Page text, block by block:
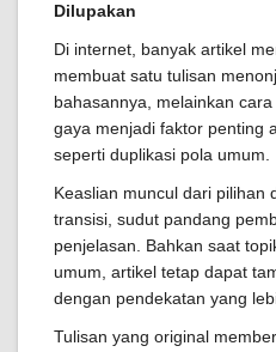
Dilupakan
Di internet, banyak artikel
membuat satu tulisan
bahasannya, melainkan
gaya menjadi faktor penting
seperti duplikasi pola umum.
Keaslian muncul dari pilihan
transisi, sudut pandang
penjelasan. Bahkan saat
umum, artikel tetap dapat
dengan pendekatan yang
Tulisan yang original